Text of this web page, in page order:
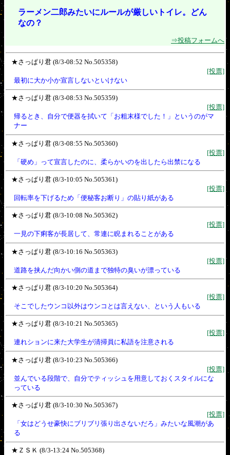
ラーメン二郎みたいにルールが厳しいトイレ。どん
なの？
⇒投稿フォームへ
★さっぱり君 (8/3-08:52 No.505358)
[投票]
最初に大か小か宣言しないといけない
★さっぱり君 (8/3-08:53 No.505359)
[投票]
帰るとき、自分で便器を拭いて「お粗末様でした！」というのがマ
ナー
★さっぱり君 (8/3-08:55 No.505360)
[投票]
「硬め」って宣言したのに、柔らかいのを出したら出禁になる
★さっぱり君 (8/3-10:05 No.505361)
[投票]
回転率を下げるため「便秘客お断り」の貼り紙がある
★さっぱり君 (8/3-10:08 No.505362)
[投票]
一見の下痢客が長居して、常連に睨まれることがある
★さっぱり君 (8/3-10:16 No.505363)
[投票]
道路を挟んだ向かい側の道まで独特の臭いが漂っている
★さっぱり君 (8/3-10:20 No.505364)
[投票]
そこでしたウンコ以外はウンコとは言えない、という人もいる
★さっぱり君 (8/3-10:21 No.505365)
[投票]
連れションに来た大学生が清掃員に私語を注意される
★さっぱり君 (8/3-10:23 No.505366)
[投票]
並んでいる段階で、自分でティッシュを用意しておくスタイルにな
っている
★さっぱり君 (8/3-10:30 No.505367)
[投票]
「女はどうせ豪快にブリブリ張り出さないだろ」みたいな風潮があ
る
★ＺＳＫ (8/3-13:24 No.505368)